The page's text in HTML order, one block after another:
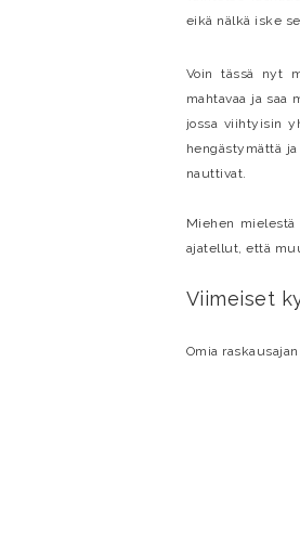
eikä nälkä iske
Voin tässä nyt
mahtavaa ja saa
jossa viihtyisin
hengästymättä
nauttivat.
Miehen
ajatellut, että
Viimeiset
Omia